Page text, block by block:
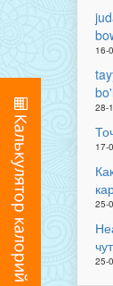
16-
28-
17-
25-
25-